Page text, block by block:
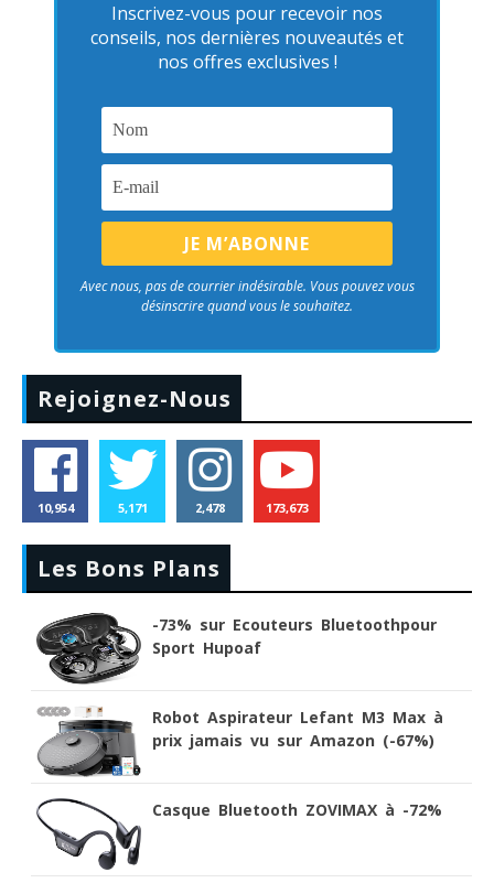
Inscrivez-vous pour recevoir nos
conseils, nos dernières nouveautés et
nos offres exclusives !
Avec nous, pas de courrier indésirable. Vous pouvez vous
désinscrire quand vous le souhaitez.
Rejoignez-Nous
10,954 5,171 2,478 173,673
Les Bons Plans
-73% sur Ecouteurs Bluetoothpour
Sport Hupoaf
Robot Aspirateur Lefant M3 Max à
prix jamais vu sur Amazon (-67%)
Casque Bluetooth ZOVIMAX à -72%